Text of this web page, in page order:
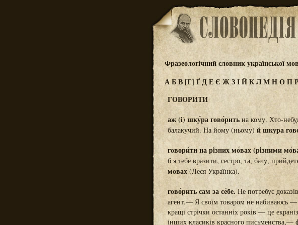
Фразеологічний словник української
АБВ[Г] ҐДЕЄ ЖЗІЙКЛМНОП
ГОВОРИТИ
аж (і) шку́ра гово́рить на кому. Хто-
балакучий. На йому (ньому) й шкура
говори́ти на рі́зних мо́вах (рі́зними
б я тебе вразити, сестро, та, бачу,
мовах(Леся Українка).
гово́рить сам за се́бе.Не потребує
агент.— Я своїм товаром не набиваюсь —
кращі стрічки останніх років — це
інших класиків красного письменства,—